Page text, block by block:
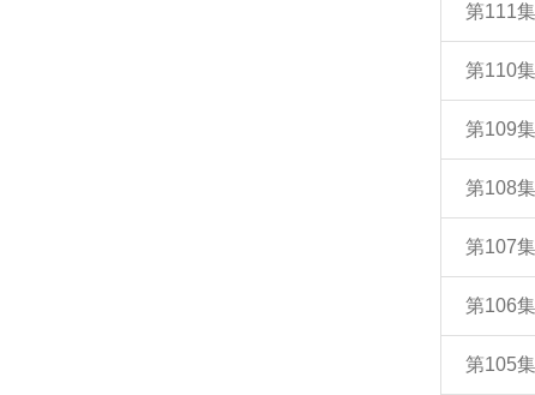
第111
第110
第109
第108
第107
第106
第105